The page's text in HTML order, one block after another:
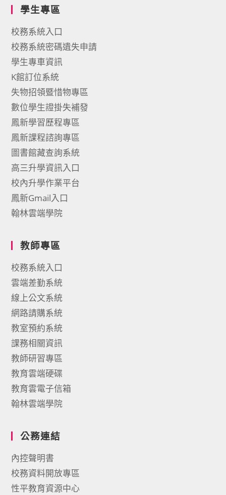
學生專區
校務系統入口
校務系統密碼遺失申請
學生專車資訊
K館訂位系統
失物招領暨惜物專區
數位學生證掛失補發
鳳新學習歷程專區
鳳新課程諮詢專區
圖書館藏查詢系統
高三升學資訊入口
校內升學作業平台
鳳新Gmail入口
翰林雲端學院
教師專區
校務系統入口
雲端差勤系統
線上公文系統
網路請購系統
教室預約系統
課務相關資訊
教師研習專區
教育雲端硬碟
教育雲電子信箱
翰林雲端學院
公務連結
內控聲明書
校務資料開放專區
性平教育資源中心